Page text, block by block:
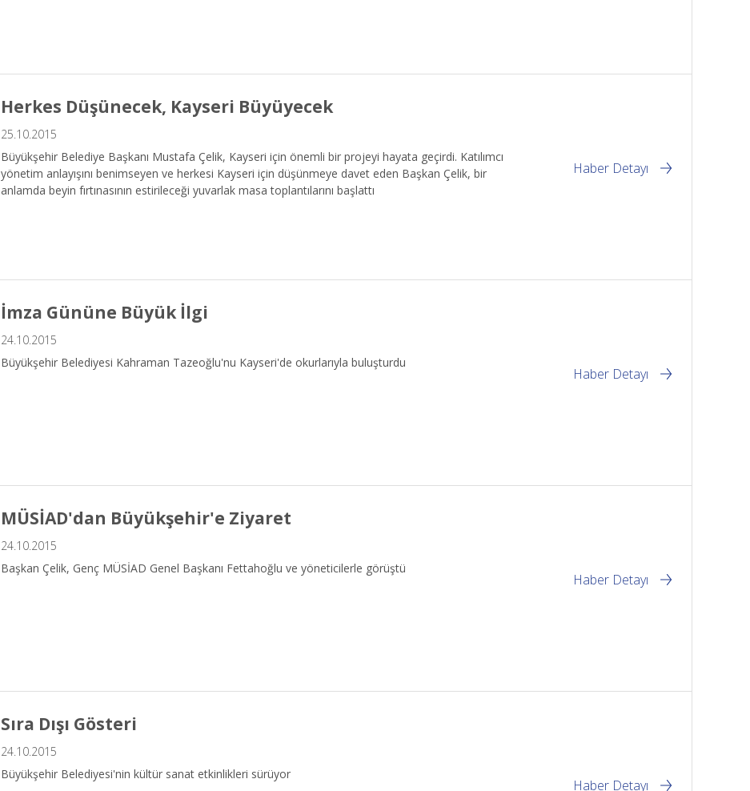
Herkes Düşünecek, Kayseri Büyüyecek
25.10.2015
Büyükşehir Belediye Başkanı Mustafa Çelik, Kayseri için önemli bir projeyi hayata geçirdi. Katılımcı
yönetim anlayışını benimseyen ve herkesi Kayseri için düşünmeye davet eden Başkan Çelik, bir
anlamda beyin fırtınasının estirileceği yuvarlak masa toplantılarını başlattı
Haber Detayı
İmza Gününe Büyük İlgi
24.10.2015
Büyükşehir Belediyesi Kahraman Tazeoğlu'nu Kayseri'de okurlarıyla buluşturdu
Haber Detayı
MÜSİAD'dan Büyükşehir'e Ziyaret
24.10.2015
Başkan Çelik, Genç MÜSİAD Genel Başkanı Fettahoğlu ve yöneticilerle görüştü
Haber Detayı
Sıra Dışı Gösteri
24.10.2015
Büyükşehir Belediyesi'nin kültür sanat etkinlikleri sürüyor
Haber Detayı